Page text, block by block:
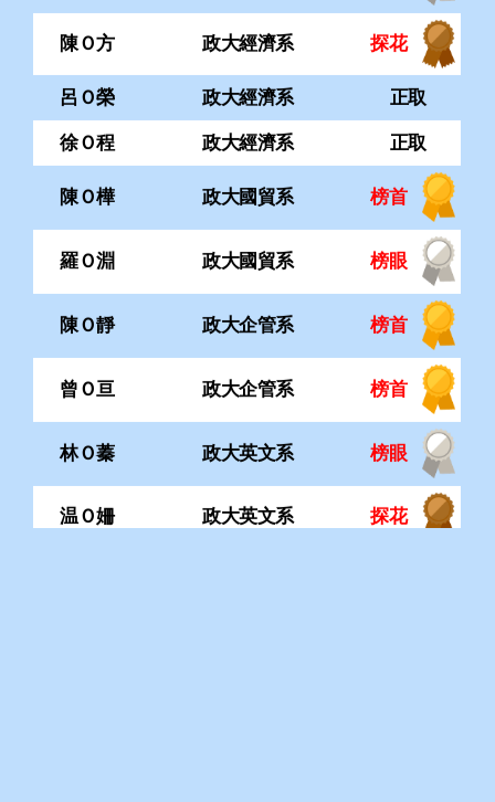
陳Ｏ樺 政大國貿系 榜首
羅Ｏ淵 政大國貿系 榜眼
陳Ｏ靜 政大企管系 榜首
曾Ｏ亘 政大企管系 榜首
林Ｏ蓁 政大英文系 榜眼
温Ｏ姍 政大英文系 探花
李Ｏ潁 政大心理系 榜首
張Ｏ榆 政大心理系 榜眼